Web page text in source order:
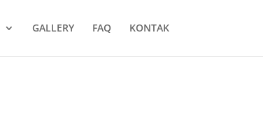
GALLERY FAQ KONTAK